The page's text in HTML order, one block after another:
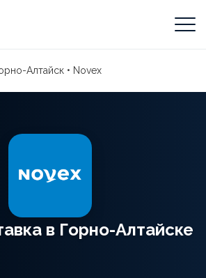
Алтайск • Novex
в Горно-Алтайске